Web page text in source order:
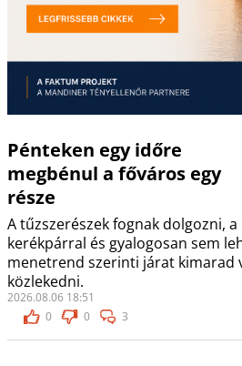
Pénteken egy időre
megbénul a főváros egy
része
A tűzszerészek fognak dolgozni,
kerékpárral és gyalogosan sem
menetrend szerinti járat kimarad
közlekedni.
2026.08.06 18:51
0
0 3